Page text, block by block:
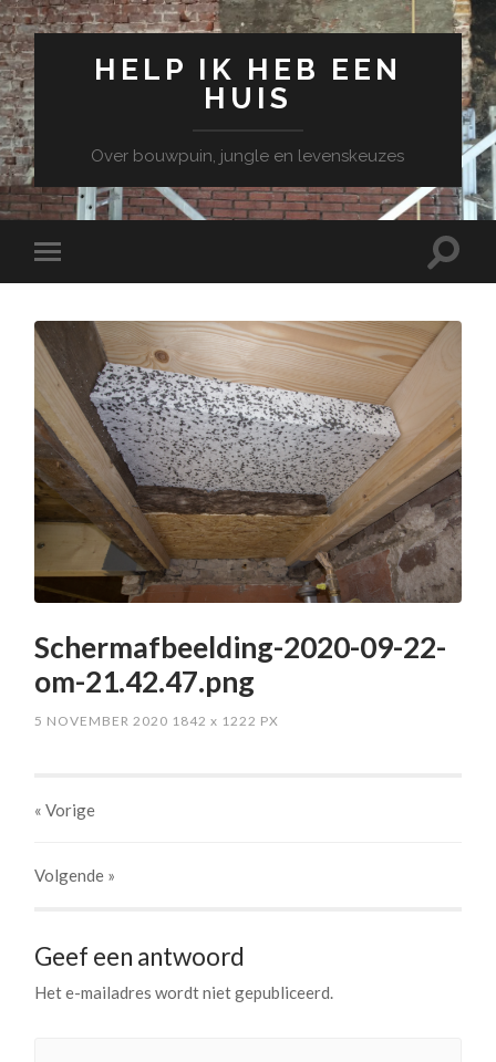
HELP IK HEB EEN
HUIS
Over bouwpuin, jungle en levenskeuzes
Schermafbeelding-2020-09-22-
om-21.42.47.png
5 NOVEMBER 2020 1842x 1222 PX
« Vorige
Volgende »
Geef een antwoord
Het e-mailadres wordt niet gepubliceerd.